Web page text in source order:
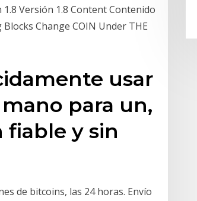
1.8 Versión 1.8 Content Contenido
Change COIN Under THE
usar
para un,
y sin
de bitcoins, las 24 horas. Envío